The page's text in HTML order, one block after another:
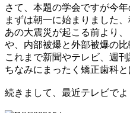
さて、本題の学会ですが今
まずは朝一に始まりました
あの大震災が起こる前より
や、内部被爆と外部被爆の
これまで新聞やテレビ、週
ちなみにまったく矯正歯科と
続きまして、最近テレビで